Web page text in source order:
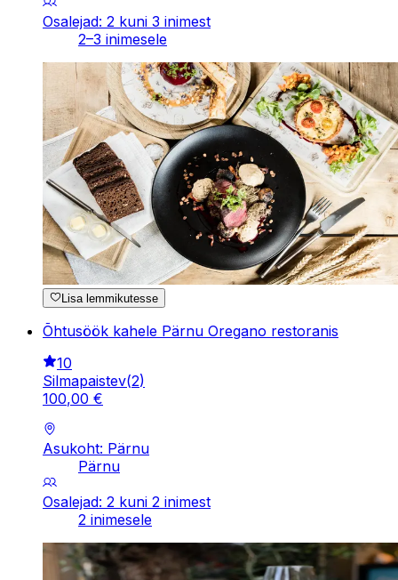
Osalejad: 2 kuni 3 inimest
2–3 inimesele
Lisa lemmikutesse
Õhtusöök kahele Pärnu Oregano restoranis
10
Silmapaistev(2)
100,00 €
Asukoht: Pärnu
Pärnu
Osalejad: 2 kuni 2 inimest
2 inimesele